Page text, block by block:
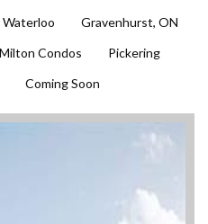
Gravenhurst, ON
Milton Condos
Pickering
Coming Soon